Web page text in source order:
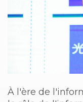
À l'ère de